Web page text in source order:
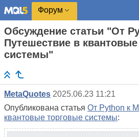
Форум
Обсуждение статьи "От
Путешествие в
системы"
MetaQuotes 2025.06.23 11:21
Опубликована статья От Python к
квантовые торговые системы: